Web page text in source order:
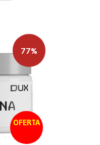
OFERTA
77%